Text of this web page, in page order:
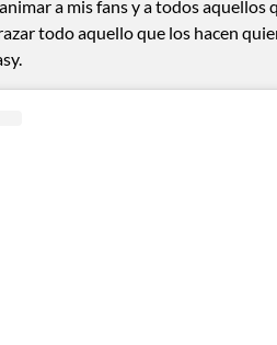
a mis fans y a todos aquellos
todo aquello que los hacen